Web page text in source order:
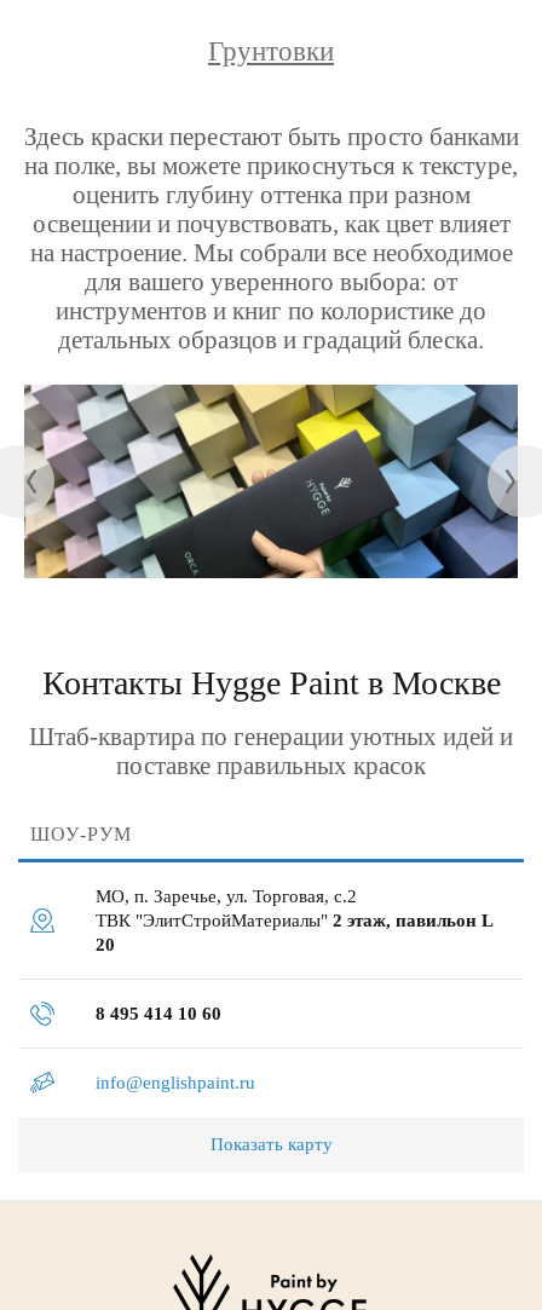
Грунтовки
Здесь краски перестают быть просто банками
на полке, вы можете прикоснуться к текстуре,
оценить глубину оттенка при разном
освещении и почувствовать, как цвет влияет
на настроение. Мы собрали все необходимое
для вашего уверенного выбора: от
инструментов и книг по колористике до
детальных образцов и градаций блеска.
Контакты Hygge Paint в Москве
Штаб-квартира по генерации уютных идей и
поставке правильных красок
ШОУ-РУМ
МО, п. Заречье, ул. Торговая, с.2
ТВК "ЭлитСтройМатериалы" 2 этаж, павильон L
20
8 495 414 10 60
info@englishpaint.ru
Показать карту